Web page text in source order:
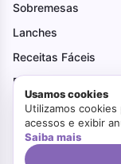
Sobremesas
Lanches
Receitas Fáceis
Pães
Receitas Natal e
Receitas de Festa
Tortas
Usamos cookies
Utilizamos cookies
acessos e exibir
Saiba mais